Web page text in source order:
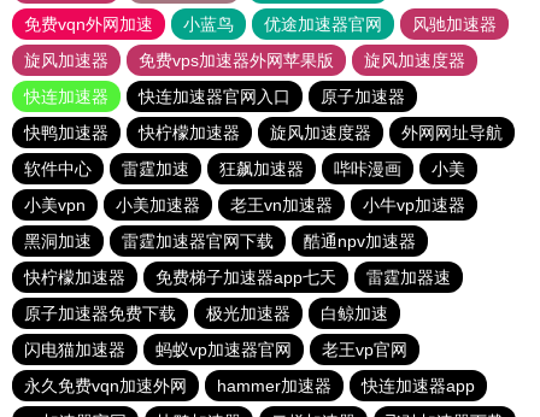
免费vqn外网加速
小蓝鸟 优途加速器官网
风驰加速器
旋风加速器
免费vps加速器外网苹果版
旋风加速度器
快连加速器
快连加速器官网入口
原子加速器
快鸭加速器
快柠檬加速器 旋风加速度器
外网网址导航
软件中心
雷霆加速 狂飙加速器 哔咔漫画
小美
小美vpn
小美加速器 老王vn加速器
小牛vp加速器
黑洞加速
雷霆加速器官网下载
酷通npv加速器
快柠檬加速器
免费梯子加速器app七天
雷霆加器速
原子加速器免费下载
极光加速器
白鲸加速
闪电猫加速器
蚂蚁vp加速器官网
老王vp官网
永久免费vqn加速外网
hammer加速器
快连加速器app